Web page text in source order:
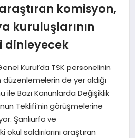
araştıran komisyon,
kuruluşlarının
dinleyecek
Kurul’da TSK personelinin
düzenlemelerin de yer aldığı
ile Bazı Kanunlarda Değişiklik
Teklifi’nin görüşmelerine
Şanlıurfa ve
saldırılarını araştıran